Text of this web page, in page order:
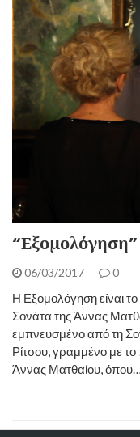
“Εξομολόγηση”
06/03/2017 0
Η Εξομολόγηση είναι
Σονάτα της Άννας
εμπνευσμένο από τη
Ρίτσου, γραμμένο με
Άννας Ματθαίου, όπου…